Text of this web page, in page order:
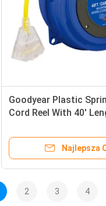
Goodyear Plastic
Cord Reel With 40'
Najlepsza
2 3 4